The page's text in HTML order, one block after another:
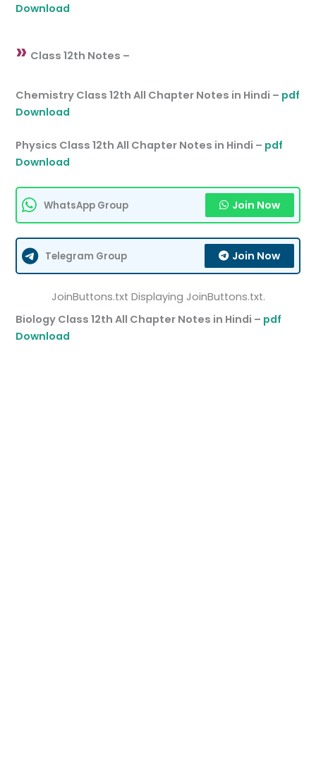
Download
» Class 12th Notes –
Chemistry Class 12th All Chapter Notes in Hindi – pdf
Download
Physics Class 12th All Chapter Notes in Hindi – pdf
Download
WhatsApp Group Join Now
Telegram Group Join Now
JoinButtons.txt Displaying JoinButtons.txt.
Biology Class 12th All Chapter Notes in Hindi – pdf
Download